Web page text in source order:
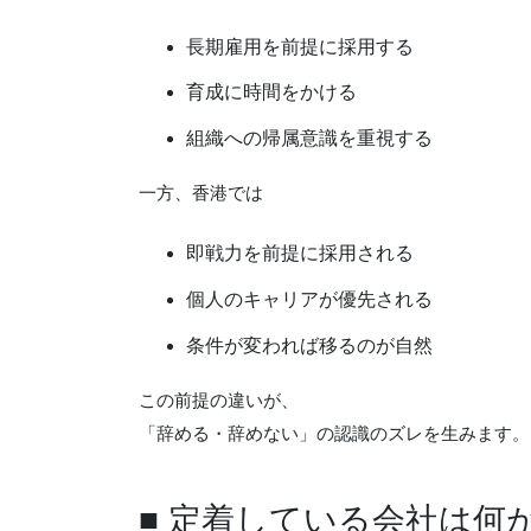
長期雇用を前提に採用する
育成に時間をかける
組織への帰属意識を重視する
一方、香港では
即戦力を前提に採用される
個人のキャリアが優先される
条件が変われば移るのが自然
この前提の違いが、
「辞める・辞めない」の認識のズレを生みます。
■ 定着している会社は何